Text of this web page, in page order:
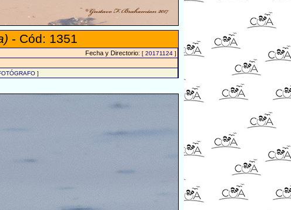
- Cód: 1351
Fecha y Directorio: [ 20171124 ]
]